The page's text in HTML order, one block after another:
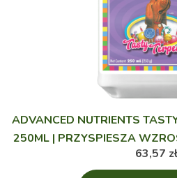
ADVANCED NUTRIENTS
250ML | PRZYSPIESZA
63,57 zł